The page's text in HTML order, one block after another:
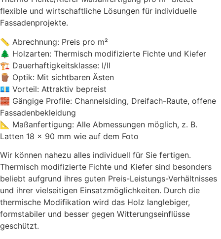
flexible und wirtschaftliche Lösungen für individuelle
Fassadenprojekte.
📏 Abrechnung: Preis pro m²
🌲 Holzarten: Thermisch modifizierte Fichte und Kiefer
🏗 Dauerhaftigkeitsklasse: I/II
🪵 Optik: Mit sichtbaren Ästen
💶 Vorteil: Attraktiv bepreist
🧱 Gängige Profile: Channelsiding, Dreifach-Raute, offene
Fassadenbekleidung
📐 Maßanfertigung: Alle Abmessungen möglich, z. B.
Latten 18 × 90 mm wie auf dem Foto
Wir können nahezu alles individuell für Sie fertigen.
Thermisch modifizierte Fichte und Kiefer sind besonders
beliebt aufgrund ihres guten Preis-Leistungs-Verhältnisses
und ihrer vielseitigen Einsatzmöglichkeiten. Durch die
thermische Modifikation wird das Holz langlebiger,
formstabiler und besser gegen Witterungseinflüsse
geschützt.